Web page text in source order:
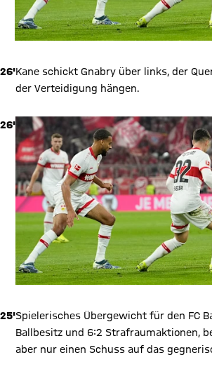
26'Kane schickt Gnabry über links, der
der Verteidigung hängen.
26'
25'Spielerisches Übergewicht für den FC
Ballbesitz und 6:2 Strafraumaktionen,
aber nur einen Schuss auf das